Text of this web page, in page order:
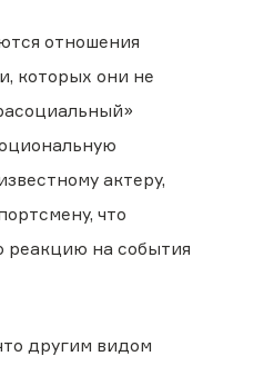
отношения
которых они не
актеру,
что
реакцию на события
другим видом